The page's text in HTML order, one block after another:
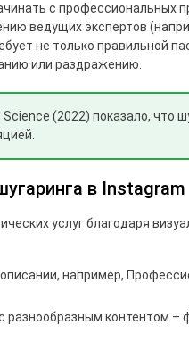
с профессиональных
ведущих экспертов
не только правильной
или раздражению.
(2022) показало, что
в Instagram
услуг благодаря
например,
разнообразным контентом –